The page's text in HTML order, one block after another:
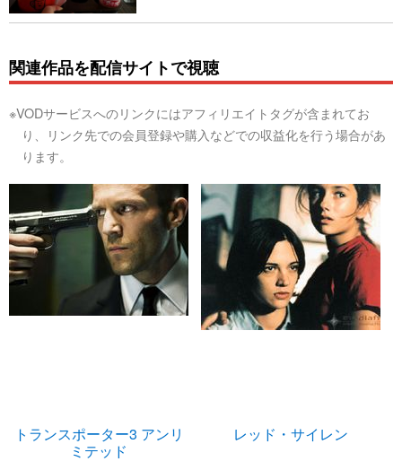
関連作品を配信サイトで視聴
※VODサービスへのリンクにはアフィリエイトタグが含まれてお
り、リンク先での会員登録や購入などでの収益化を行う場合があ
ります。
トランスポーター3 アンリ
ミテッド
レッド・サイレン